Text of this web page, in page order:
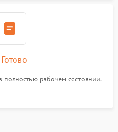
полностью рабочем состоянии.